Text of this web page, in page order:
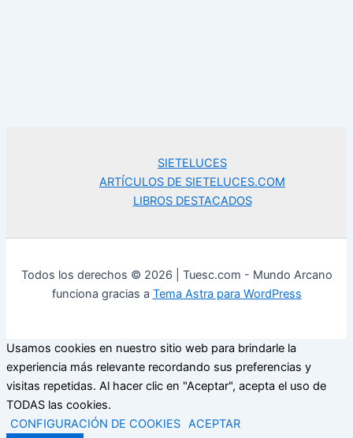
SIETELUCES
ARTÍCULOS DE SIETELUCES.COM
LIBROS DESTACADOS
Todos los derechos © 2026 | Tuesc.com - Mundo Arcano
funciona gracias a Tema Astra para WordPress
Usamos cookies en nuestro sitio web para brindarle la
experiencia más relevante recordando sus preferencias y
visitas repetidas. Al hacer clic en "Aceptar", acepta el uso de
TODAS las cookies.
CONFIGURACIÓN DE COOKIES ACEPTAR